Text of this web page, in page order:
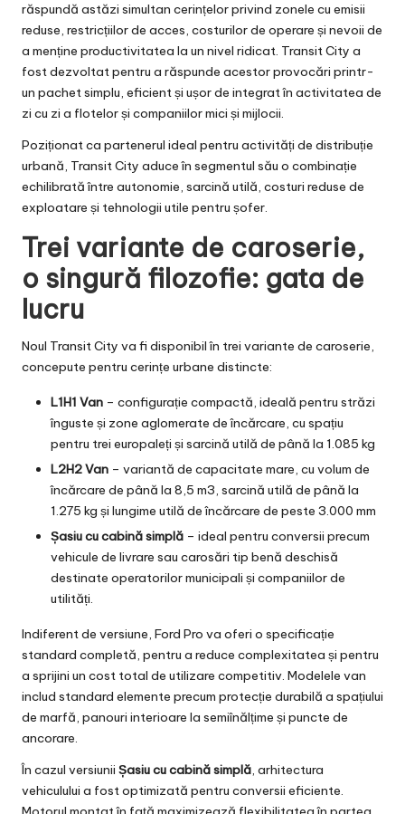
răspundă astăzi simultan cerințelor privind zonele cu emisii
reduse, restricțiilor de acces, costurilor de operare și nevoii de
a menține productivitatea la un nivel ridicat. Transit City a
fost dezvoltat pentru a răspunde acestor provocări printr-
un pachet simplu, eficient și ușor de integrat în activitatea de
zi cu zi a flotelor și companiilor mici și mijlocii.
Poziționat ca partenerul ideal pentru activități de distribuție
urbană, Transit City aduce în segmentul său o combinație
echilibrată între autonomie, sarcină utilă, costuri reduse de
exploatare și tehnologii utile pentru șofer.
Trei variante de caroserie,
o singură filozofie: gata de
lucru
Noul Transit City va fi disponibil în trei variante de caroserie,
concepute pentru cerințe urbane distincte:
L1H1 Van – configurație compactă, ideală pentru străzi
înguste și zone aglomerate de încărcare, cu spațiu
pentru trei europaleți și sarcină utilă de până la 1.085 kg
L2H2 Van – variantă de capacitate mare, cu volum de
încărcare de până la 8,5 m3, sarcină utilă de până la
1.275 kg și lungime utilă de încărcare de peste 3.000 mm
Șasiu cu cabină simplă – ideal pentru conversii precum
vehicule de livrare sau carosări tip benă deschisă
destinate operatorilor municipali și companiilor de
utilități.
Indiferent de versiune, Ford Pro va oferi o specificație
standard completă, pentru a reduce complexitatea și pentru
a sprijini un cost total de utilizare competitiv. Modelele van
includ standard elemente precum protecție durabilă a spațiului
de marfă, panouri interioare la semiînălțime și puncte de
ancorare.
În cazul versiunii Șasiu cu cabină simplă, arhitectura
vehiculului a fost optimizată pentru conversii eficiente.